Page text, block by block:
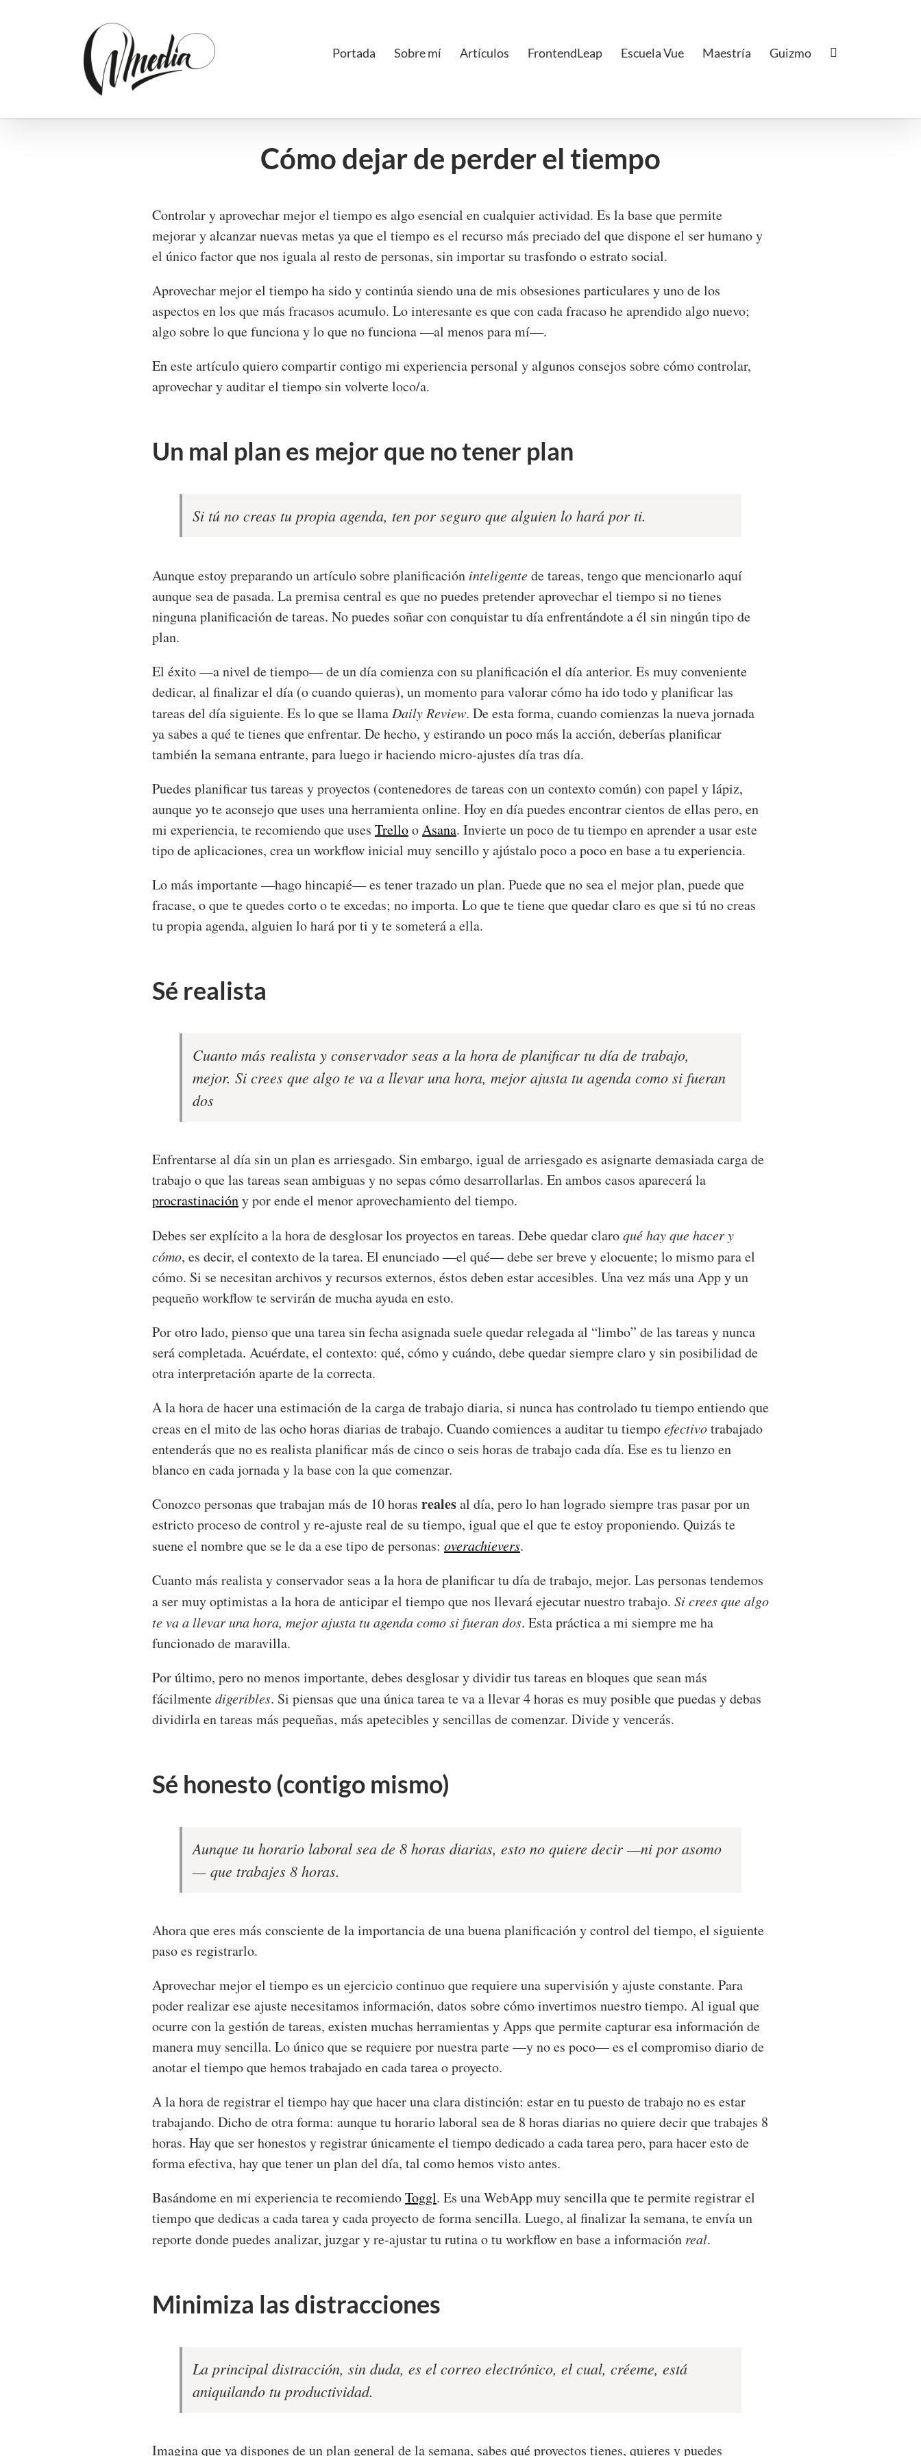
Portada Sobre mí Artículos FrontendLeap Escuela Vue Maestría Guizmo
Cómo dejar de perder el tiempo
Controlar y aprovechar mejor el tiempo es algo esencial en cualquier actividad. Es la base que permite
mejorar y alcanzar nuevas metas ya que el tiempo es el recurso más preciado del que dispone el ser humano y
el único factor que nos iguala al resto de personas, sin importar su trasfondo o estrato social.
Aprovechar mejor el tiempo ha sido y continúa siendo una de mis obsesiones particulares y uno de los
aspectos en los que más fracasos acumulo. Lo interesante es que con cada fracaso he aprendido algo nuevo;
algo sobre lo que funciona y lo que no funciona —al menos para mí—.
En este artículo quiero compartir contigo mi experiencia personal y algunos consejos sobre cómo controlar,
aprovechar y auditar el tiempo sin volverte loco/a.
Un mal plan es mejor que no tener plan
Si tú no creas tu propia agenda, ten por seguro que alguien lo hará por ti.
Aunque estoy preparando un artículo sobre planificación inteligentede tareas, tengo que mencionarlo aquí
aunque sea de pasada. La premisa central es que no puedes pretender aprovechar el tiempo si no tienes
ninguna planificación de tareas. No puedes soñar con conquistar tu día enfrentándote a él sin ningún tipo de
plan.
El éxito —a nivel de tiempo— de un día comienza con su planificación el día anterior. Es muy conveniente
dedicar, al finalizar el día (o cuando quieras), un momento para valorar cómo ha ido todo y planificar las
tareas del día siguiente. Es lo que se llama Daily Review. De esta forma, cuando comienzas la nueva jornada
ya sabes a qué te tienes que enfrentar. De hecho, y estirando un poco más la acción, deberías planificar
también la semana entrante, para luego ir haciendo micro-ajustes día tras día.
Puedes planificar tus tareas y proyectos (contenedores de tareas con un contexto común) con papel y lápiz,
aunque yo te aconsejo que uses una herramienta online. Hoy en día puedes encontrar cientos de ellas pero, en
mi experiencia, te recomiendo que uses TrellooAsana. Invierte un poco de tu tiempo en aprender a usar este
tipo de aplicaciones, crea un workflow inicial muy sencillo y ajústalo poco a poco en base a tu experiencia.
Lo más importante —hago hincapié— es tener trazado un plan. Puede que no sea el mejor plan, puede que
fracase, o que te quedes corto o te excedas; no importa. Lo que te tiene que quedar claro es que si tú no creas
tu propia agenda, alguien lo hará por ti y te someterá a ella.
Sé realista
Cuanto más realista y conservador seas a la hora de planificar tu día de trabajo,
mejor. Si crees que algo te va a llevar una hora, mejor ajusta tu agenda como si fueran
dos
Enfrentarse al día sin un plan es arriesgado. Sin embargo, igual de arriesgado es asignarte demasiada carga de
trabajo o que las tareas sean ambiguas y no sepas cómo desarrollarlas. En ambos casos aparecerá la
procrastinacióny por ende el menor aprovechamiento del tiempo.
Debes ser explícito a la hora de desglosar los proyectos en tareas. Debe quedar claroqué hay que hacer y
cómo, es decir, el contexto de la tarea. El enunciado —el qué— debe ser breve y elocuente; lo mismo para el
cómo. Si se necesitan archivos y recursos externos, éstos deben estar accesibles. Una vez más una App y un
pequeño workflow te servirán de mucha ayuda en esto.
Por otro lado, pienso que una tarea sin fecha asignada suele quedar relegada al “limbo” de las tareas y nunca
será completada. Acuérdate, el contexto: qué, cómo y cuándo, debe quedar siempre claro y sin posibilidad de
otra interpretación aparte de la correcta.
A la hora de hacer una estimación de la carga de trabajo diaria, si nunca has controlado tu tiempo entiendo que
creas en el mito de las ocho horas diarias de trabajo. Cuando comiences a auditar tu tiempoefectivotrabajado
entenderás que no es realista planificar más de cinco o seis horas de trabajo cada día. Ese es tu lienzo en
blanco en cada jornada y la base con la que comenzar.
Conozco personas que trabajan más de 10 horas realesal día, pero lo han logrado siempre tras pasar por un
estricto proceso de control y re-ajuste real de su tiempo, igual que el que te estoy proponiendo. Quizás te
suene el nombre que se le da a ese tipo de personas: overachievers.
Cuanto más realista y conservador seas a la hora de planificar tu día de trabajo, mejor. Las personas tendemos
a ser muy optimistas a la hora de anticipar el tiempo que nos llevará ejecutar nuestro trabajo. Si crees que algo
te va a llevar una hora, mejor ajusta tu agenda como si fueran dos. Esta práctica a mi siempre me ha
funcionado de maravilla.
Por último, pero no menos importante, debes desglosar y dividir tus tareas en bloques que sean más
fácilmentedigeribles. Si piensas que una única tarea te va a llevar 4 horas es muy posible que puedas y debas
dividirla en tareas más pequeñas, más apetecibles y sencillas de comenzar. Divide y vencerás.
Sé honesto (contigo mismo)
Aunque tu horario laboral sea de 8 horas diarias, esto no quiere decir —ni por asomo
— que trabajes 8 horas.
Ahora que eres más consciente de la importancia de una buena planificación y control del tiempo, el siguiente
paso es registrarlo.
Aprovechar mejor el tiempo es un ejercicio continuo que requiere una supervisión y ajuste constante. Para
poder realizar ese ajuste necesitamos información, datos sobre cómo invertimos nuestro tiempo. Al igual que
ocurre con la gestión de tareas, existen muchas herramientas y Apps que permite capturar esa información de
manera muy sencilla. Lo único que se requiere por nuestra parte —y no es poco— es el compromiso diario de
anotar el tiempo que hemos trabajado en cada tarea o proyecto.
A la hora de registrar el tiempo hay que hacer una clara distinción: estar en tu puesto de trabajo no es estar
trabajando. Dicho de otra forma: aunque tu horario laboral sea de 8 horas diarias no quiere decir que trabajes 8
horas. Hay que ser honestos y registrar únicamente el tiempo dedicado a cada tarea pero, para hacer esto de
forma efectiva, hay que tener un plan del día, tal como hemos visto antes.
Basándome en mi experiencia te recomiendoToggl. Es una WebApp muy sencilla que te permite registrar el
tiempo que dedicas a cada tarea y cada proyecto de forma sencilla. Luego, al finalizar la semana, te envía un
reporte donde puedes analizar, juzgar y re-ajustar tu rutina o tu workflow en base a información real.
Minimiza las distracciones
La principal distracción, sin duda, es el correo electrónico, el cual, créeme, está
aniquilando tu productividad.
Imagina que ya dispones de un plan general de la semana, sabes qué proyectos tienes, quieres y puedes